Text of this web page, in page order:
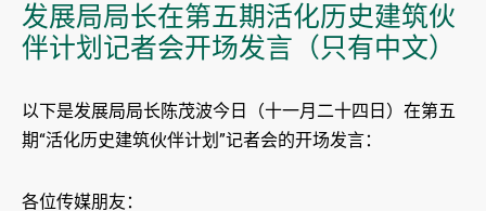
发展局局长在第五期活化历史建筑伙
伴计划记者会开场发言（只有中文）
以下是发展局局长陈茂波今日（十一月二十四日）在第五
期“活化历史建筑伙伴计划”记者会的开场发言：
各位传媒朋友：